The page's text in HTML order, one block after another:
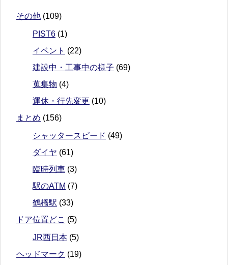
その他 (109)
PIST6 (1)
イベント (22)
建設中・工事中の様子 (69)
蒐集物 (4)
運休・行先変更 (10)
まとめ (156)
シャッタースピード (49)
ダイヤ (61)
臨時列車 (3)
駅のATM (7)
鶴橋駅 (33)
ドア位置どこ (5)
JR西日本 (5)
ヘッドマーク (19)